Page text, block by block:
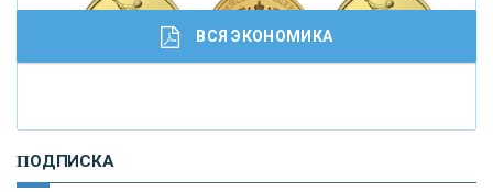
И
сохранения и увеличения капитала
ВСЯ ЭКОНОМИКА
ПОДПИСКА